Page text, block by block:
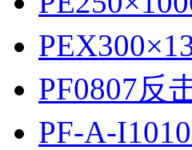
PF0807反
PF-A-